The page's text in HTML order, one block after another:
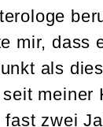
mir, dass
als
meiner
zwei